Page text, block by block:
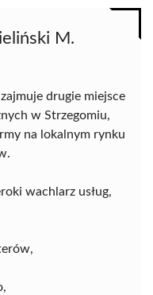
M.
zajmuje drugie miejsce
w Strzegomiu,
na lokalnym rynku
wachlarz usług,